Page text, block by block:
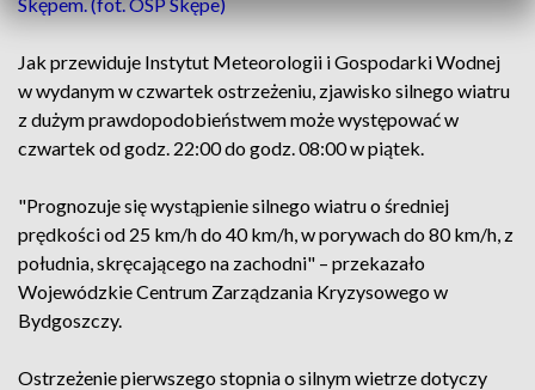
Jak przewiduje Instytut Meteorologii i Gospodarki Wodnej
w wydanym w czwartek ostrzeżeniu, zjawisko silnego wiatru
z dużym prawdopodobieństwem może występować w
czwartek od godz. 22:00 do godz. 08:00 w piątek.
"Prognozuje się wystąpienie silnego wiatru o średniej
prędkości od 25 km/h do 40 km/h, w porywach do 80 km/h, z
południa, skręcającego na zachodni" – przekazało
Wojewódzkie Centrum Zarządzania Kryzysowego w
Bydgoszczy.
Ostrzeżenie pierwszego stopnia o silnym wietrze dotyczy